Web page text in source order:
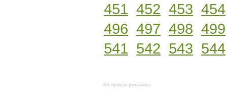
451 452 453 454
496 497 498 499
541 542 543 544
На правах рекламы: